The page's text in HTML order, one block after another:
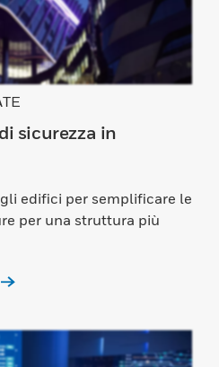
sicurezza in
edifici per semplificare le
per una struttura più